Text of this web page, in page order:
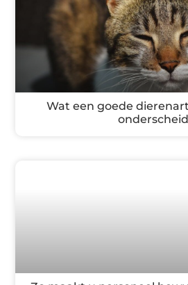
Wat een goede